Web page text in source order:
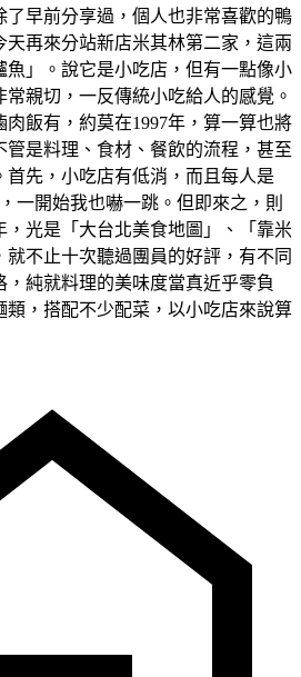
了早前分享過，個人也非常喜歡的鴨
天再來分站新店米其林第二家，這兩
魚」。說它是小吃店，但有一點像小
親切，一反傳統小吃給人的感覺。
飯有，約莫在1997年，算一算也將
管是料理、食材、餐飲的流程，甚至
先，小吃店有低消，而且每人是
一開始我也嚇一跳。但即來之，則
，光是「大台北美食地圖」、「靠米
不止十次聽過團員的好評，有不同
純就料理的美味度當真近乎零負
類，搭配不少配菜，以小吃店來說算